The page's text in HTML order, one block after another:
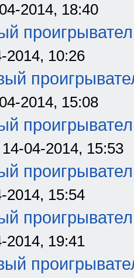
2014, 18:40
2014, 10:26
2014, 15:08
04-2014, 15:53
2014, 15:54
2014, 19:41